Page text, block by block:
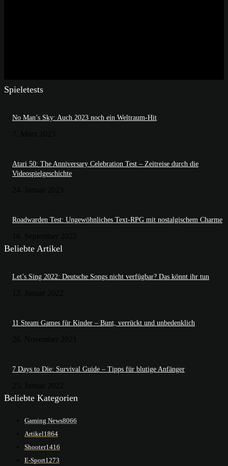
Spieletests
No Man’s Sky: Auch 2023 noch ein Weltraum-Hit
Atari 50: The Anniversary Celebration Test – Zeitreise durch die
Videospielgeschichte
Roadwarden Test: Ungewöhnliches Text-RPG mit nostalgischem Charme
Beliebte Artikel
Let’s Sing 2022: Deutsche Songs nicht verfügbar? Das könnt ihr tun
11 Steam Games für Kinder – Bunt, verrückt und unbedenklich
7 Days to Die: Survival Guide – Tipps für blutige Anfänger
Beliebte Kategorien
Gaming News8066
Artikel1864
Shooter1416
E-Sport1273